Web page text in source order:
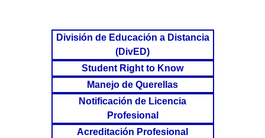
División de Educación a Distancia
(DivED)
Student Right to Know
Manejo de Querellas
Notificación de Licencia
Profesional
Acreditación Profesional